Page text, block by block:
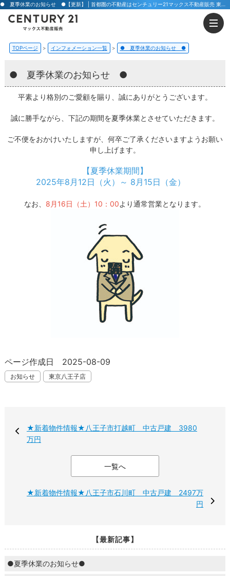
TOPページ インフォメーション一覧 ● 夏季休業のお知らせ ●
● 夏季休業のお知らせ ●
平素より格別のご愛顧を賜り、誠にありがとうございます。
誠に勝手ながら、下記の期間を夏季休業とさせていただきます。
ご不便をおかけいたしますが、何卒ご了承くださいますようお願い
申し上げます。
【夏季休業期間】
2025年8月12日（火）～ 8月15日（金）
なお、 8月16日（土）10：00より通常営業となります。
ページ作成日 2025-08-09
お知らせ 東京八王子店
★新着物件情報★八王子市打越町 中古戸建 3980
万円
一覧へ
★新着物件情報★八王子市石川町 中古戸建 2497万
円
【最新記事】
●夏季休業のお知らせ●